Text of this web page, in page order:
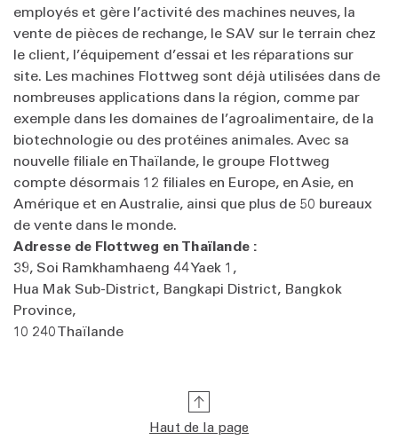
employés et gère l’activité des machines neuves, la
vente de pièces de rechange, le SAV sur le terrain chez
le client, l’équipement d’essai et les réparations sur
site. Les machines Flottweg sont déjà utilisées dans de
nombreuses applications dans la région, comme par
exemple dans les domaines de l’agroalimentaire, de la
biotechnologie ou des protéines animales. Avec sa
nouvelle filiale en Thaïlande, le groupe Flottweg
compte désormais 12 filiales en Europe, en Asie, en
Amérique et en Australie, ainsi que plus de 50 bureaux
de vente dans le monde.
Adresse de Flottweg en Thaïlande :
39, Soi Ramkhamhaeng 44 Yaek 1,
Hua Mak Sub-District, Bangkapi District, Bangkok
Province,
10 240 Thaïlande
Haut de la page